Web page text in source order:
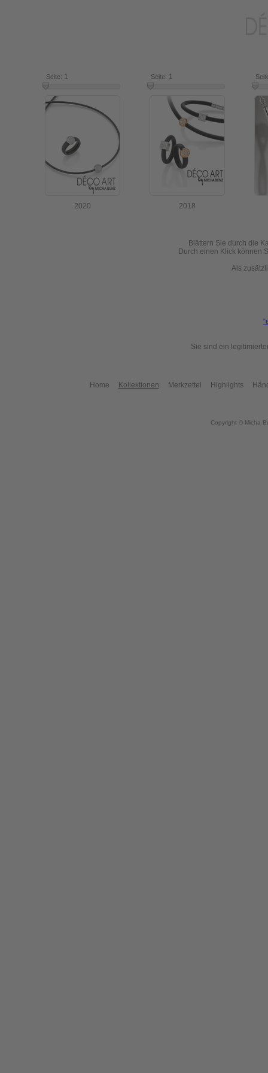
Seite: 1 Seite: 1
2020 2018
Blättern Sie durch die
Durch einen Klick können
Als
Sie sind ein
Home Kollektionen Merkzettel Highlights
Copyright © Micha